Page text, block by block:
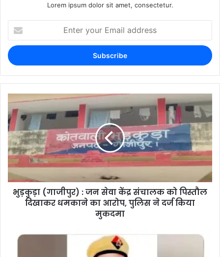
Lorem ipsum dolor sit amet, consectetur.
भुड़कुड़ा (गाजीपुर) : जन सेवा केंद्र संचालक को पिस्तौल
दिखाकर धमकाने का आरोप, पुलिस ने दर्ज किया
मुकदमा